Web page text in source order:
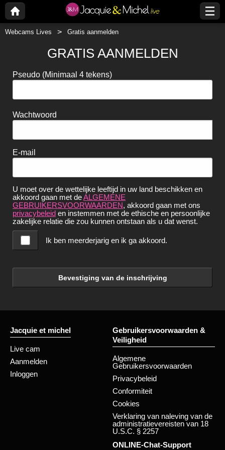
Webcams Lives Gratis aanmelden
GRATIS AANMELDEN
Pseudo (Minimaal 4 tekens)
Wachtwoord
E-mail
U moet over de wettelijke leeftijd in uw land beschikken en
akkoord gaan met deALGEMENE
GEBRUIKERSVOORWAARDEN, akkoord gaan met ons
privacybeleid en instemmen met de ethische en persoonlijke
zakelijke relatie die zou kunnen ontstaan als u dat wenst.
Ik ben meerderjarig en ik ga akkoord.
Bevestiging van de inschrijving
Jacquie et michel
Live cam
Aanmelden
Inloggen
Gebruikersvoorwaarden &
Veiligheid
Algemene
Gebruikersvoorwaarden
Privacybeleid
Conformiteit
Cookies
Verklaring van naleving van de
administratievereisten van 18
U.S.C. § 2257
ONLINE-Chat-Support